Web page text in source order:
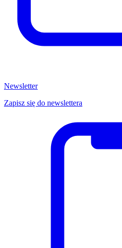
Newsletter
Zapisz się do newslettera